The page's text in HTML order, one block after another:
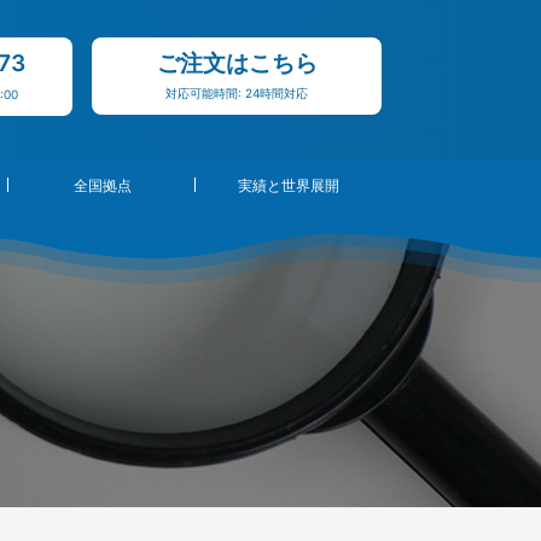
ご注文はこちら
対応可能時間: 24時間対応
全国拠点 実績と世界展開